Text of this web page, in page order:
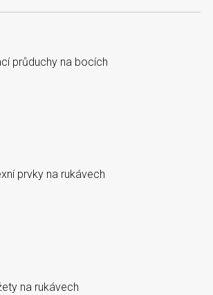
průduchy na bocích
prvky na rukávech
na rukávech